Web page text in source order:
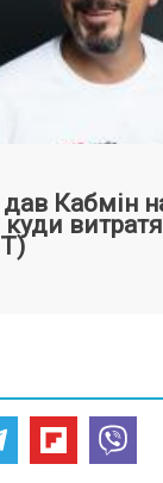
Кабмін